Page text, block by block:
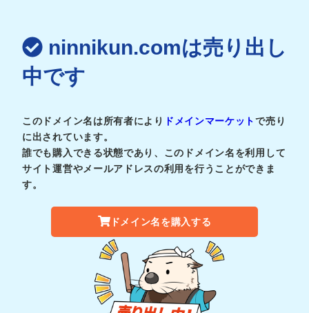
ninnikun.comは売り出し
中です
このドメイン名は所有者により ドメインマーケットで売り
に出されています。
誰でも購入できる状態であり、このドメイン名を利用して
サイト運営やメールアドレスの利用を行うことができま
す。
ドメイン名を購入する